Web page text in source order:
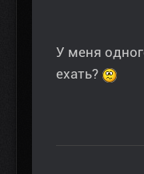
У меня
ехать?